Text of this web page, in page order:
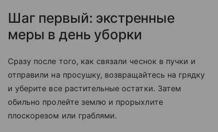
Шаг первый: экстренные
меры в день уборки
Сразу после того, как связали чеснок в пучки и
отправили на просушку, возвращайтесь на грядку
и уберите все растительные остатки. Затем
обильно пролейте землю и прорыхлите
плоскорезом или граблями.